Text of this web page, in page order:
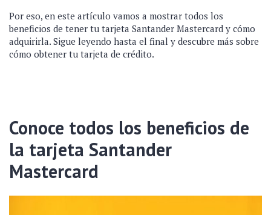
Por eso, en este artículo vamos a mostrar todos los
beneficios de tener tu tarjeta Santander Mastercard y cómo
adquirirla. Sigue leyendo hasta el final y descubre más sobre
cómo obtener tu tarjeta de crédito.
Conoce todos los beneficios de
la tarjeta Santander
Mastercard